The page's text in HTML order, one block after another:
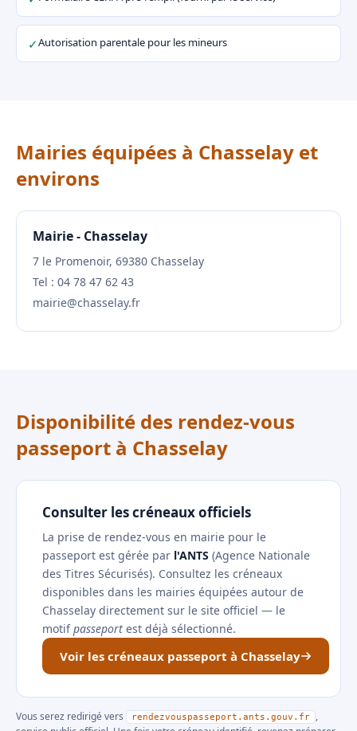
✓Autorisation parentale pour les mineurs
Mairies équipées à Chasselay et
environs
Mairie - Chasselay
7 le Promenoir, 69380 Chasselay
Tel : 04 78 47 62 43
mairie@chasselay.fr
Disponibilité des rendez-vous
passeport à Chasselay
Consulter les créneaux officiels
La prise de rendez-vous en mairie pour le
passeport est gérée par l'ANTS (Agence Nationale
des Titres Sécurisés). Consultez les créneaux
disponibles dans les mairies équipées autour de
Chasselay directement sur le site officiel — le
motifpasseport est déjà sélectionné.
Voir les créneaux passeport à Chasselay
Vous serez redirigé vers rendezvouspasseport.ants.gouv.fr
,